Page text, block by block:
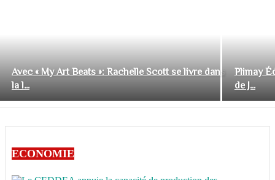
Avec « My Art Beats »: Rachelle Scott se livre dans
la l...
Plimay
de J...
ECONOMIE